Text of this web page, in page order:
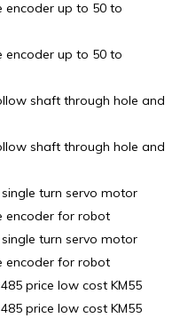
encoder up to 50 to
encoder up to 50 to
shaft through hole and
shaft through hole and
turn servo motor
encoder for robot
turn servo motor
encoder for robot
price low cost KM55
price low cost KM55